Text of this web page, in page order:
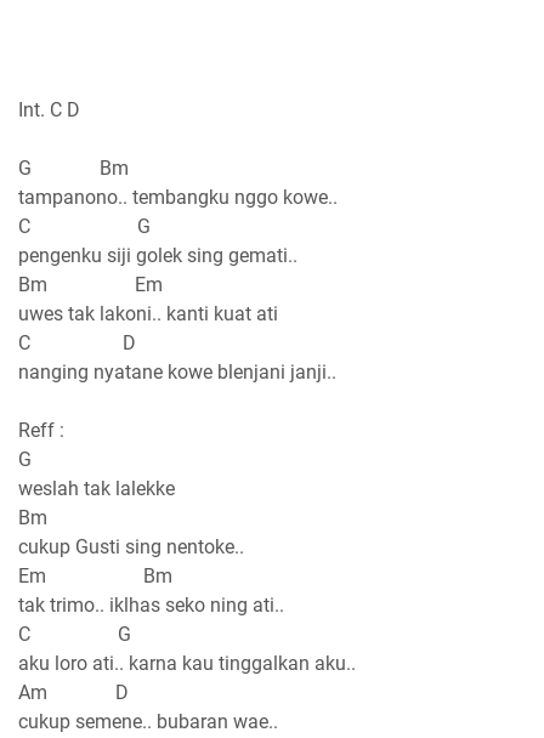
Int. C D
G Bm
tampanono.. tembangku nggo kowe..
C G
pengenku siji golek sing gemati..
Bm Em
uwes tak lakoni.. kanti kuat ati
C D
nanging nyatane kowe blenjani janji..
Reff :
G
weslah tak lalekke
Bm
cukup Gusti sing nentoke..
Em Bm
tak trimo.. iklhas seko ning ati..
C G
aku loro ati.. karna kau tinggalkan aku..
Am D
cukup semene.. bubaran wae..